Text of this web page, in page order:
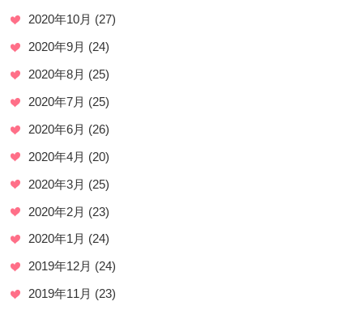
2020年10月 (27)
2020年9月 (24)
2020年8月 (25)
2020年7月 (25)
2020年6月 (26)
2020年4月 (20)
2020年3月 (25)
2020年2月 (23)
2020年1月 (24)
2019年12月 (24)
2019年11月 (23)